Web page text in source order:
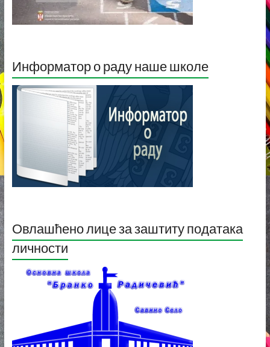
Информатор о раду наше школе
Овлашћено лице за заштиту података
личности